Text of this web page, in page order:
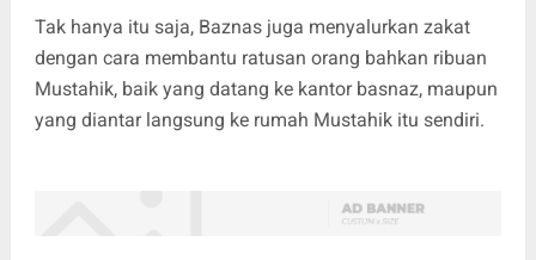
Tak hanya itu saja, Baznas juga menyalurkan zakat
dengan cara membantu ratusan orang bahkan ribuan
Mustahik, baik yang datang ke kantor basnaz, maupun
yang diantar langsung ke rumah Mustahik itu sendiri.